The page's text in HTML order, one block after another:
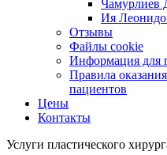
Чамурлиев
Ия
Отзывы
Файлы cookie
Информация для
Правила
пациентов
Цены
Контакты
Услуги пластического